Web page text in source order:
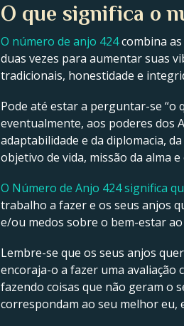
O que significa o
O número de anjo 424combina as
duas vezes para aumentar suas
tradicionais, honestidade e
Pode até estar a perguntar-se “o
eventualmente, aos poderes dos
adaptabilidade e da diplomacia,
objetivo de vida, missão da alma e
O Número de Anjo 424 significa
trabalho a fazer e os seus anjos
e/ou medos sobre o bem-estar
Lembre-se que os seus anjos
encoraja-o a fazer uma avaliação
fazendo coisas que não geram o
correspondam ao seu melhor eu,